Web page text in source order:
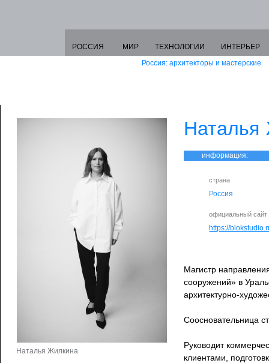
РОССИЯ МИР ТЕХНОЛОГИИ
ИНТЕРЬЕР
Россия: архитекторы и мастерские
Наталья Жилкина
Наталья
информация:
страна
Россия
официальный сайт
https://
Магистр
сооружений» в
архитектурно-
Соосновательница
Руководит
клиентами,